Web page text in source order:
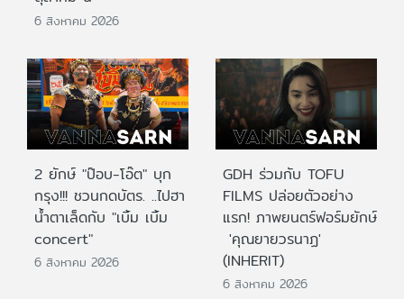
6 สิงหาคม 2026
2 ยักษ์ "ป๊อบ-โอ๊ต" บุก
กรุง!!! ชวนกดบัตร. ..ไปฮา
น้ำตาเล็ดกับ "เบิ้ม เบิ้ม
concert"
6 สิงหาคม 2026
GDH ร่วมกับ TOFU
FILMS ปล่อยตัวอย่าง
แรก! ภาพยนตร์ฟอร์มยักษ์
'คุณยายวรนาฏ'
(INHERIT)
6 สิงหาคม 2026